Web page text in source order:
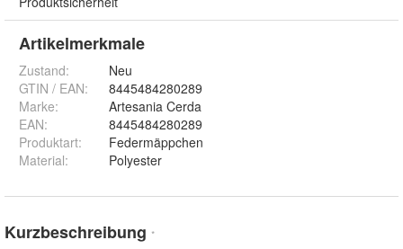
Artikelmerkmale
Zustand:
Neu
GTIN / EAN:
8445484280289
Marke:
Artesania Cerda
EAN:
8445484280289
Produktart:
Federmäppchen
Material: Polyester
Kurzbeschreibung *